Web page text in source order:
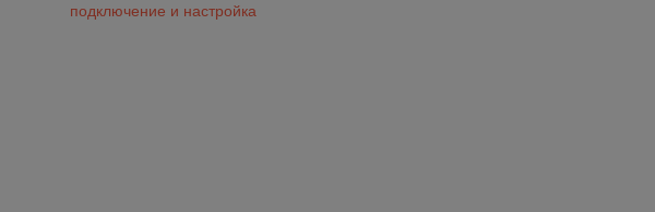
подключение и настройка